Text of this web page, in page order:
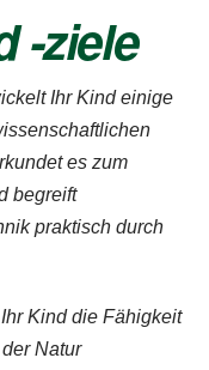
-ziele
Ihr Kind einige
es zum
begreift
praktisch durch
Kind die Fähigkeit
Natur